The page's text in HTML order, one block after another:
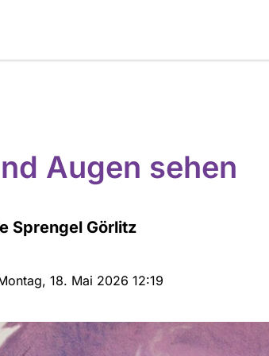
Augen sehen
Sprengel Görlitz
18. Mai 2026 12:19